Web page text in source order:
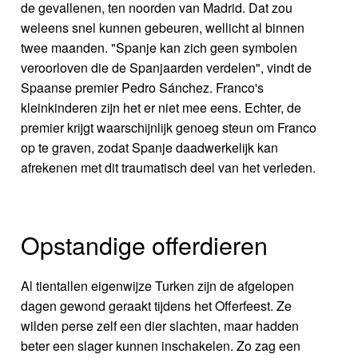
de gevallenen, ten noorden van Madrid. Dat zou
weleens snel kunnen gebeuren, wellicht al binnen
twee maanden. "Spanje kan zich geen symbolen
veroorloven die de Spanjaarden verdelen", vindt de
Spaanse premier Pedro Sánchez. Franco's
kleinkinderen zijn het er niet mee eens. Echter, de
premier krijgt waarschijnlijk genoeg steun om Franco
op te graven, zodat Spanje daadwerkelijk kan
afrekenen met dit traumatisch deel van het verleden.
Opstandige offerdieren
Al tientallen eigenwijze Turken zijn de afgelopen
dagen gewond geraakt tijdens het Offerfeest. Ze
wilden perse zelf een dier slachten, maar hadden
beter een slager kunnen inschakelen. Zo zag een